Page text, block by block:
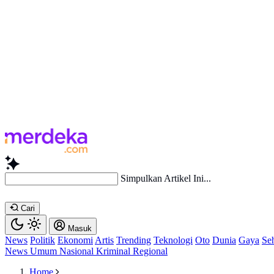
Ketik pertanyaan
Cari
Masuk
News Politik Ekonomi Artis Trending Teknologi Oto Dunia Gaya
News Umum Nasional Kriminal Regional
Home